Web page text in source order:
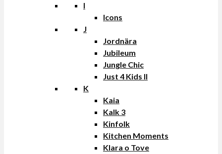
I
Icons
J
Jordnära
Jubileum
Jungle Chic
Just 4 Kids II
K
Kaia
Kalk 3
Kinfolk
Kitchen Moments
Klara o Tove